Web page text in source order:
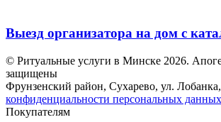
Выезд организатора на дом с
© Ритуальные услуги в Минске 2026.
защищены
Фрунзенский район, Сухарево, ул.
конфиденциальности персональных данных
Покупателям